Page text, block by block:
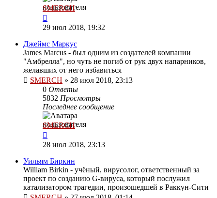
SMERCH
29 июл 2018, 19:32
Джеймс Маркус
James Marcus - был одним из создателей компании
"Амбрелла", но чуть не погиб от рук двух напарников,
желавших от него избавиться
SMERCH » 28 июл 2018, 23:13
0 Ответы
5832 Просмотры
Последнее сообщение
SMERCH
28 июл 2018, 23:13
Уильям Биркин
William Birkin - учёный, вирусолог, ответственный за
проект по созданию G-вируса, который послужил
катализатором трагедии, произошедшей в Раккун-Сити